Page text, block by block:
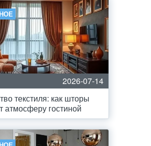
2026-07-14
текстиля: как шторы
атмосферу гостиной